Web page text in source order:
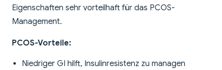
Eigenschaften sehr vorteilhaft für das PCOS-
Management.
PCOS-Vorteile:
Niedriger GI hilft, Insulinresistenz zu managen